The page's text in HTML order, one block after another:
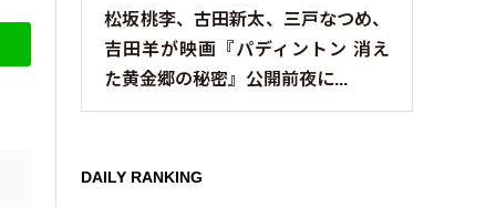
松坂桃李、古田新太、三戸なつめ、
吉田羊が映画『パディントン 消え
た黄金郷の秘密』公開前夜に...
DAILY RANKING